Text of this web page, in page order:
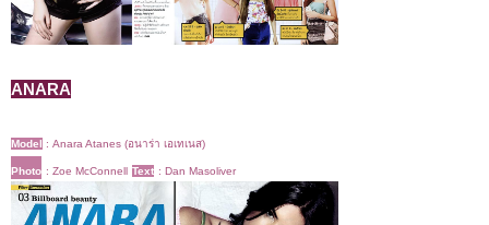
ANARA
Model : Anara Atanes (อนาร่า เอเทเนส)
Photo : Zoe McConnell Text : Dan Masoliver